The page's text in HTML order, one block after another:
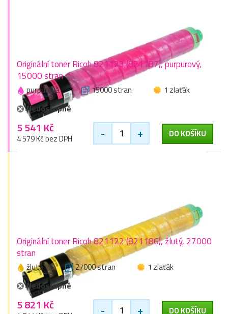
Originální toner Ricoh 821123 (821187), purpurový,
15000 stran
purpurová 15000 stran
1 zlaťák
Nedostupné
5 541 Kč
4 579 Kč bez DPH - + DO KOŠÍKU
Originální toner Ricoh 821122 (821186), žlutý, 27000
stran
žlutá 27000 stran
1 zlaťák
Nedostupné
5 821 Kč - + DO KOŠÍKU